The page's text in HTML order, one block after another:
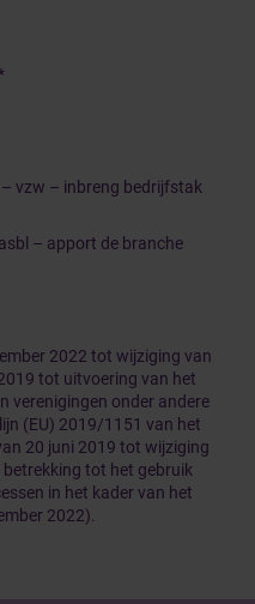
vzw – inbreng bedrijfstak
– apport de branche
2022 tot wijziging van
tot uitvoering van het
verenigingen onder andere
(EU) 2019/1151 van het
20 juni 2019 tot wijziging
tot het gebruik
in het kader van het
2022).